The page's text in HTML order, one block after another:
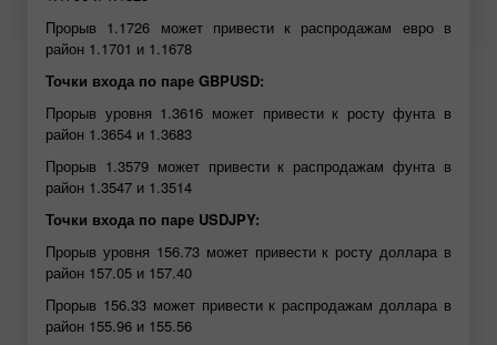
Прорыв 1.1726 может привести к распродажам евро в
район 1.1701 и 1.1678
Точки входа по паре GBPUSD:
Прорыв уровня 1.3616 может привести к росту фунта в
район 1.3654 и 1.3683
Прорыв 1.3579 может привести к распродажам фунта в
район 1.3547 и 1.3514
Точки входа по паре USDJPY:
Прорыв уровня 156.73 может привести к росту доллара в
район 157.05 и 157.40
Прорыв 156.33 может привести к распродажам доллара в
район 155.96 и 155.56